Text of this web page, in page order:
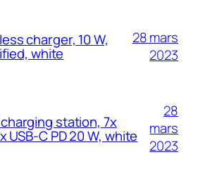
charger, 10 W,
white
28 mars
2023
charging station, 7x
USB-C PD 20 W, white
28
mars
2023